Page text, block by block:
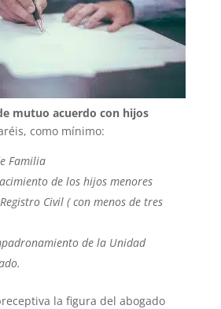
mutuo acuerdo con hijos
como mínimo:
Familia
de los hijos menores
Civil ( con menos de tres
de la Unidad
la figura del abogado